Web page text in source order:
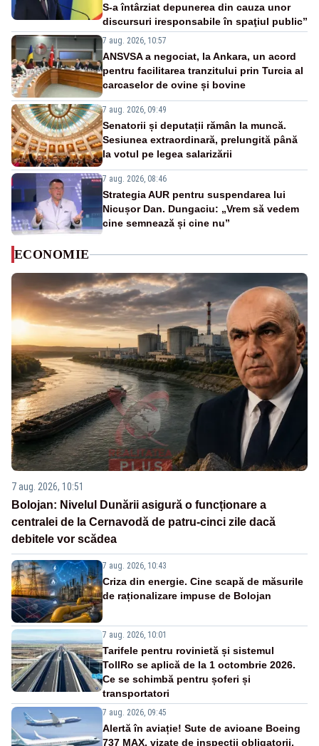
S-a întârziat depunerea din cauza unor
discursuri iresponsabile în spaţiul public”
7 aug. 2026, 10:57
ANSVSA a negociat, la Ankara, un acord
pentru facilitarea tranzitului prin Turcia al
carcaselor de ovine și bovine
7 aug. 2026, 09:49
Senatorii și deputații rămân la muncă.
Sesiunea extraordinară, prelungită până
la votul pe legea salarizării
7 aug. 2026, 08:46
Strategia AUR pentru suspendarea lui
Nicușor Dan. Dungaciu: „Vrem să vedem
cine semnează și cine nu”
ECONOMIE
7 aug. 2026, 10:51
Bolojan: Nivelul Dunării asigură o funcționare a
centralei de la Cernavodă de patru-cinci zile dacă
debitele vor scădea
7 aug. 2026, 10:43
Criza din energie. Cine scapă de măsurile
de raționalizare impuse de Bolojan
7 aug. 2026, 10:01
Tarifele pentru rovinietă și sistemul
TollRo se aplică de la 1 octombrie 2026.
Ce se schimbă pentru șoferi și
transportatori
7 aug. 2026, 09:45
Alertă în aviație! Sute de avioane Boeing
737 MAX, vizate de inspecții obligatorii,